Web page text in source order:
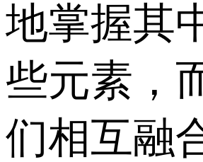
地掌握其
些元素，
们相互融